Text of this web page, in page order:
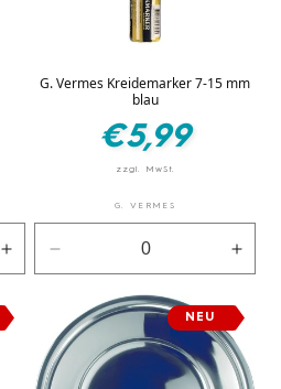
Erhöhe
die
Menge
für
Schwarz
G. Vermes Kreidemarker 7-15 mm
blau
Normaler
Preis
€5,99
G. VERMES
Verringere
die
Menge
für
Blau
die
für
Blau
NEU